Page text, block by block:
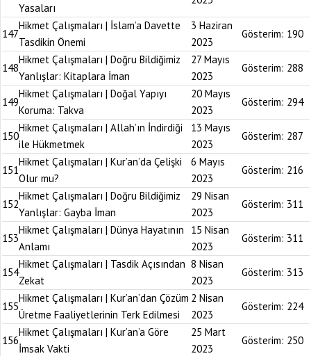
Yasaları
147
Hikmet Çalışmaları | İslam’a Davette
Tasdikin Önemi
3 Haziran
2023
Gösterim: 190
148
Hikmet Çalışmaları | Doğru Bildiğimiz
Yanlışlar: Kitaplara İman
27 Mayıs
2023
Gösterim: 288
149
Hikmet Çalışmaları | Doğal Yapıyı
Koruma: Takva
20 Mayıs
2023
Gösterim: 294
150
Hikmet Çalışmaları | Allah’ın İndirdiği
ile Hükmetmek
13 Mayıs
2023
Gösterim: 287
151
Hikmet Çalışmaları | Kur’an’da Çelişki
Olur mu?
6 Mayıs
2023
Gösterim: 216
152
Hikmet Çalışmaları | Doğru Bildiğimiz
Yanlışlar: Gayba İman
29 Nisan
2023
Gösterim: 311
153
Hikmet Çalışmaları | Dünya Hayatının
Anlamı
15 Nisan
2023
Gösterim: 311
154
Hikmet Çalışmaları | Tasdik Açısından
Zekat
8 Nisan
2023
Gösterim: 313
155
Hikmet Çalışmaları | Kur’an’dan Çözüm
Üretme Faaliyetlerinin Terk Edilmesi
2 Nisan
2023
Gösterim: 224
156
Hikmet Çalışmaları | Kur’an’a Göre
İmsak Vakti
25 Mart
2023
Gösterim: 250